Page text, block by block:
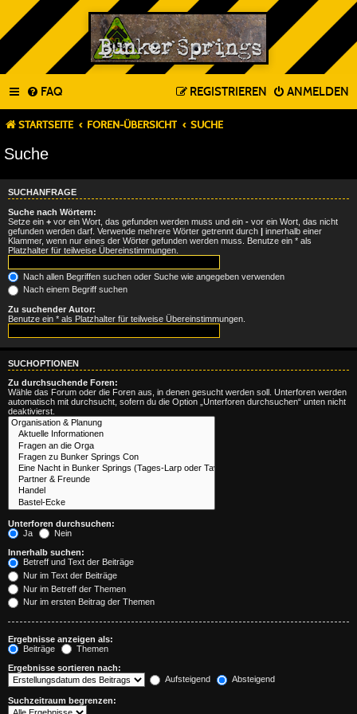
FAQ ANMELDEN
REGISTRIEREN
STARTSEITE FOREN-ÜBERSICHT SUCHE
Suche
SUCHANFRAGE
Suche nach Wörtern:
Setze ein + vor ein Wort, das gefunden werden muss und ein - vor ein Wort, das nicht
gefunden werden darf. Verwende mehrere Wörter getrennt durch | innerhalb einer
Klammer, wenn nur eines der Wörter gefunden werden muss. Benutze ein * als
Platzhalter für teilweise Übereinstimmungen.
Nach allen Begriffen suchen oder Suche wie angegeben verwenden
Nach einem Begriff suchen
Zu suchender Autor:
Benutze ein * als Platzhalter für teilweise Übereinstimmungen.
SUCHOPTIONEN
Zu durchsuchende Foren:
Wähle das Forum oder die Foren aus, in denen gesucht werden soll. Unterforen werden
automatisch mit durchsucht, sofern du die Option „Unterforen durchsuchen“ unten nicht
deaktivierst.
Unterforen durchsuchen:
Ja
Nein
Innerhalb suchen:
Betreff und Text der Beiträge
Nur im Text der Beiträge
Nur im Betreff der Themen
Nur im ersten Beitrag der Themen
Ergebnisse anzeigen als:
Beiträge
Themen
Ergebnisse sortieren nach:
Aufsteigend
Absteigend
Suchzeitraum begrenzen: